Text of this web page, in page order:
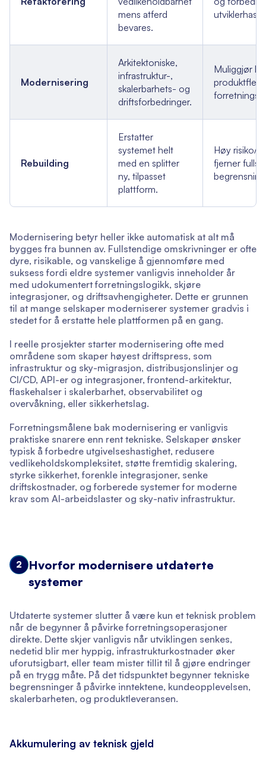
mens atferd
bevares.
Modernisering
Arkitektoniske,
infrastruktur-,
skalerbarhets- og
driftsforbedringer.
Muliggjør
Rebuilding
Erstatter
systemet helt
med en splitter
ny, tilpasset
plattform.
Høy risiko/
fjerner
Modernisering betyr heller ikke automatisk at alt må
bygges fra bunnen av. Fullstendige omskrivninger er ofte
dyre, risikable, og vanskelige å gjennomføre med
suksess fordi eldre systemer vanligvis inneholder år
med udokumentert forretningslogikk, skjøre
integrasjoner, og driftsavhengigheter. Dette er grunnen
til at mange selskaper moderniserer systemer gradvis i
stedet for å erstatte hele plattformen på en gang.
I reelle prosjekter starter modernisering ofte med
områdene som skaper høyest driftspress, som
infrastruktur og sky-migrasjon, distribusjonslinjer og
CI/CD, API-er og integrasjoner, frontend-arkitektur,
flaskehalser i skalerbarhet, observabilitet og
overvåkning, eller sikkerhetslag.
Forretningsmålene bak modernisering er vanligvis
praktiske snarere enn rent tekniske. Selskaper ønsker
typisk å forbedre utgivelseshastighet, redusere
vedlikeholdskompleksitet, støtte fremtidig skalering,
styrke sikkerhet, forenkle integrasjoner, senke
driftskostnader, og forberede systemer for moderne
krav som AI-arbeidslaster og sky-nativ infrastruktur.
2
Hvorfor modernisere utdaterte
systemer
Utdaterte systemer slutter å være kun et teknisk problem
når de begynner å påvirke forretningsoperasjoner
direkte. Dette skjer vanligvis når utviklingen senkes,
nedetid blir mer hyppig, infrastrukturkostnader øker
uforutsigbart, eller team mister tillit til å gjøre endringer
på en trygg måte. På det tidspunktet begynner tekniske
begrensninger å påvirke inntektene, kundeopplevelsen,
skalerbarheten, og produktleveransen.
Akkumulering av teknisk gjeld